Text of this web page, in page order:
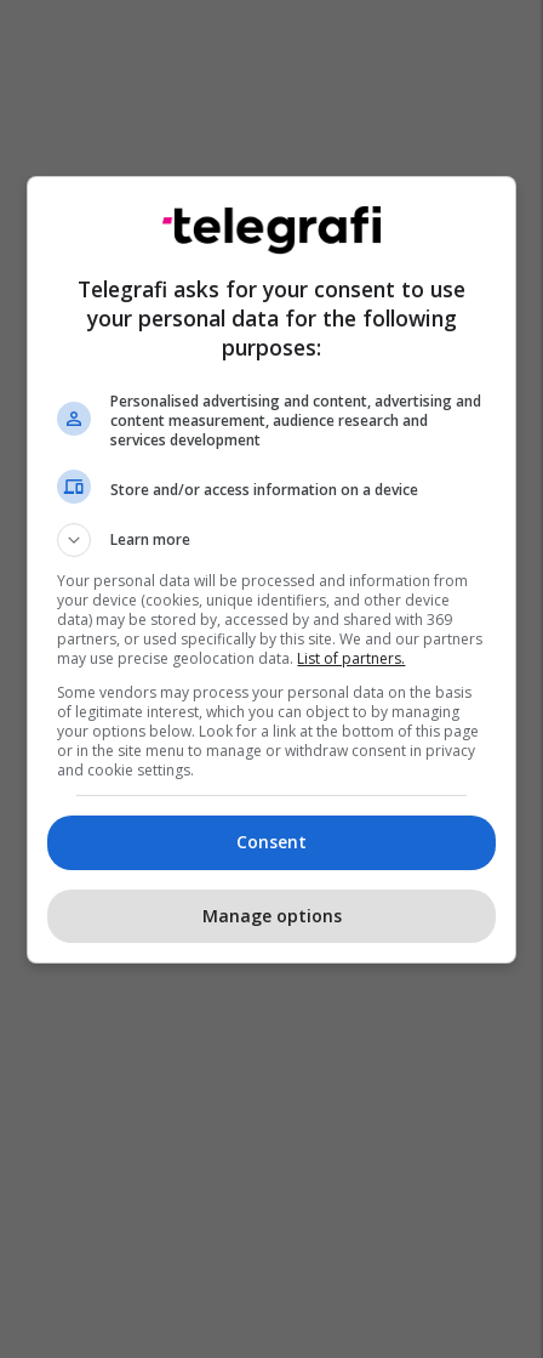
Telegrafi asks for your consent to use
your personal data for the following
purposes:
Personalised advertising and content, advertising and
content measurement, audience research and
services development
Store and/or access information on a device
Learn more
Your personal data will be processed and information from
your device (cookies, unique identifiers, and other device
data) may be stored by, accessed by and shared with 369
partners, or used specifically by this site. We and our partners
may use precise geolocation data. List of partners.
Some vendors may process your personal data on the basis
of legitimate interest, which you can object to by managing
your options below. Look for a link at the bottom of this page
or in the site menu to manage or withdraw consent in privacy
and cookie settings.
Consent
Manage options